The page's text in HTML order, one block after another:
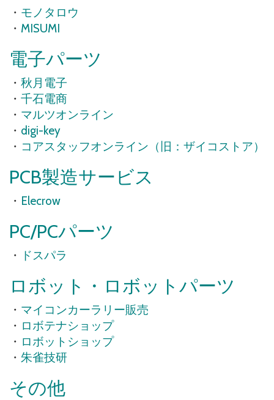
・ モノタロウ
・ MISUMI
電子パーツ
・ 秋月 電子
・ 千石電商
・ マルツオンライン
・ digi-key
・ コアスタッフオンライン（旧：ザイコストア）
PCB製造サービス
・ Elecrow
PC/PCパーツ
・ ドスパラ
ロボット・ロボットパーツ
・ マイコンカーラリー販売
・ ロボテナショップ
・ ロボットショップ
・ 朱雀技研
その他